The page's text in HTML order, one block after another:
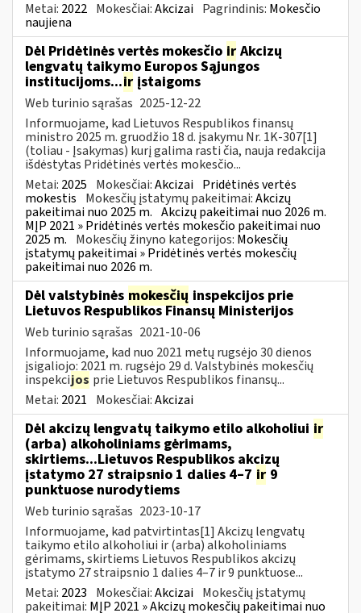
Metai: 2022 Mokesčiai:Akcizai Pagrindinis: Mokesčio
naujiena
Dėl Pridėtinės vertės mokesčio ir Akcizų
lengvatų taikymo Europos Sąjungos
institucijoms...ir įstaigoms
Web turinio sąrašas 2025-12-22
Informuojame, kad Lietuvos Respublikos finansų
ministro 2025 m. gruodžio 18 d. įsakymu Nr. 1K-307[1]
(toliau - Įsakymas) kurį galima rasti čia, nauja redakcija
išdėstytas Pridėtinės vertės mokesčio...
Metai: 2025 Mokesčiai:Akcizai Pridėtinės vertės
mokestis Mokesčių įstatymų pakeitimai:Akcizų
pakeitimai nuo 2025 m. Akcizų pakeitimai nuo 2026 m.
MĮP 2021 » Pridėtinės vertės mokesčio pakeitimai nuo
2025 m. Mokesčių žinyno kategorijos: Mokesčių
įstatymų pakeitimai » Pridėtinės vertės mokesčių
pakeitimai nuo 2026 m.
Dėl valstybinės mokesčių inspekcijos prie
Lietuvos Respublikos Finansų Ministerijos
Web turinio sąrašas 2021-10-06
Informuojame, kad nuo 2021 metų rugsėjo 30 dienos
įsigaliojo: 2021 m. rugsėjo 29 d. Valstybinės mokesčių
inspekcijos prie Lietuvos Respublikos finansų...
Metai: 2021 Mokesčiai:Akcizai
Dėl akcizų lengvatų taikymo etilo alkoholiui ir
(arba) alkoholiniams gėrimams,
skirtiems...Lietuvos Respublikos akcizų
įstatymo 27 straipsnio 1 dalies 4–7 ir 9
punktuose nurodytiems
Web turinio sąrašas 2023-10-17
Informuojame, kad patvirtintas[1] Akcizų lengvatų
taikymo etilo alkoholiui ir (arba) alkoholiniams
gėrimams, skirtiems Lietuvos Respublikos akcizų
įstatymo 27 straipsnio 1 dalies 4–7 ir 9 punktuose...
Metai: 2023 Mokesčiai:Akcizai Mokesčių įstatymų
pakeitimai: MĮP 2021 » Akcizų mokesčių pakeitimai nuo